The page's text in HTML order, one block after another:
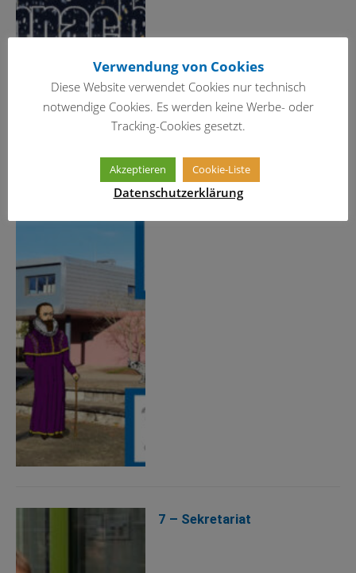
7 – Sekretariat
Verwendung von Cookies
Diese Website verwendet Cookies nur technisch
notwendige Cookies. Es werden keine Werbe- oder
Tracking-Cookies gesetzt.
Akzeptieren Cookie-Liste
Datenschutzerklärung